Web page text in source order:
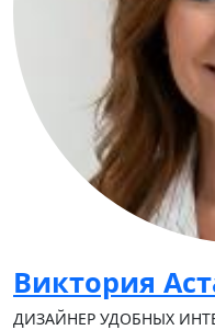
Виктория
ДИЗАЙНЕР УДОБНЫХ